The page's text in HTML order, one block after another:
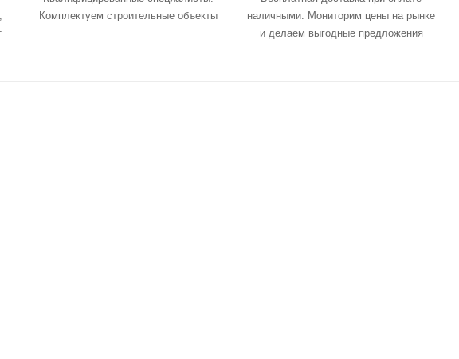
Комплектуем строительные объекты
наличными. Мониторим цены на рынке
и делаем выгодные предложения